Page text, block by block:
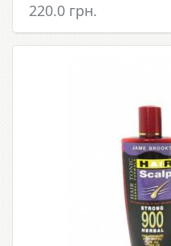
220.0 грн.